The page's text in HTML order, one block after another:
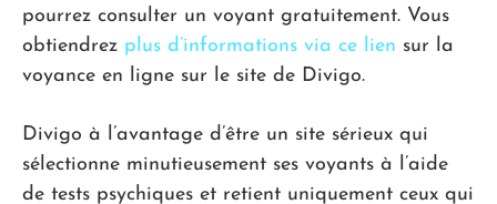
pourrez consulter un voyant gratuitement. Vous
obtiendrez plus d’informations via ce lien sur la
voyance en ligne sur le site de Divigo.
Divigo à l’avantage d’être un site sérieux qui
sélectionne minutieusement ses voyants à l’aide
de tests psychiques et retient uniquement ceux qui